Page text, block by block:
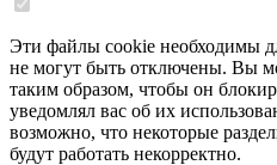
Эти файлы cookie необходимы
не могут быть отключены. Вы
таким образом, чтобы он
уведомлял вас об их
возможно, что некоторые
будут работать некорректно.